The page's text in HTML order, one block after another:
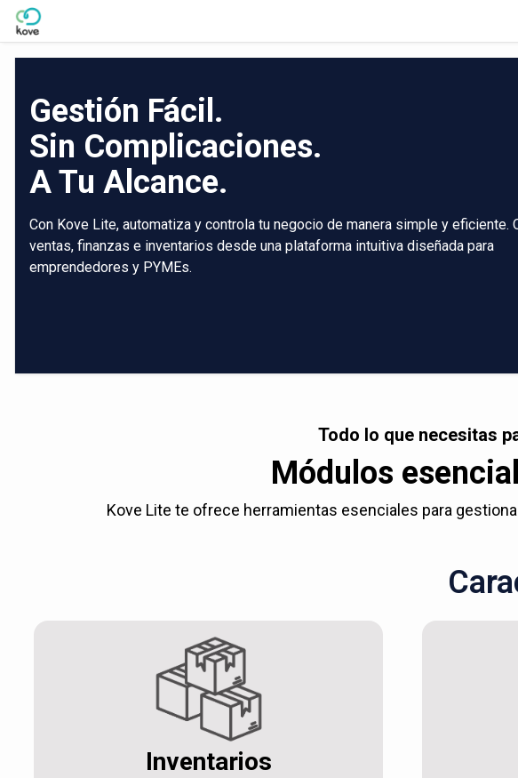
Skip to Main Content
Gestión Fácil.
Sin Complicaciones.
A Tu Alcance.
Con Kove Lite, automatiza y controla tu negocio de manera simple y eficiente.
ventas, finanzas e inventarios desde una plataforma intuitiva diseñada para
emprendedores y PYMEs.
Todo lo que necesitas
Módulos
Kove Lite te ofrece herramientas esenciales para
Inventarios